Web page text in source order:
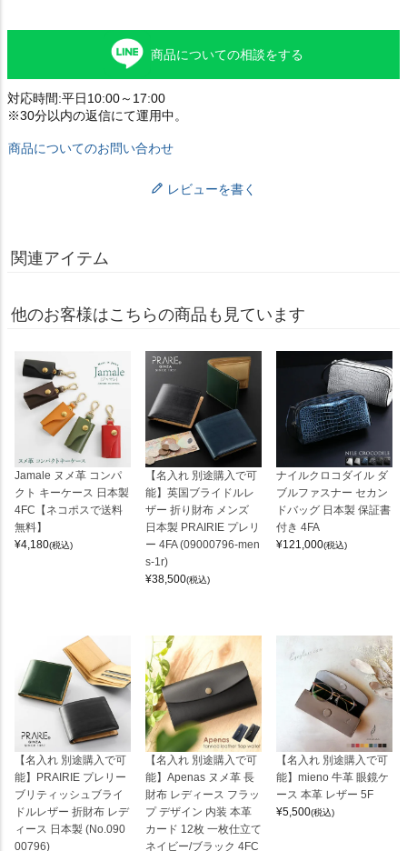
商品についての相談をする
対応時間:平日10:00～17:00
※30分以内の返信にて運用中。
商品についてのお問い合わせ
レビューを書く
関連アイテム
他のお客様はこちらの商品も見ています
Jamale ヌメ革 コンパ
クト キーケース 日本製
4FC【ネコポスで送料
無料】
¥4,180(税込)
【名入れ 別途購入で可
能】英国ブライドルレ
ザー 折り財布 メンズ
日本製 PRAIRIE プレリ
ー 4FA (09000796-men
s-1r)
¥38,500(税込)
ナイルクロコダイル ダ
ブルファスナー セカン
ドバッグ 日本製 保証書
付き 4FA
¥121,000(税込)
【名入れ 別途購入で可
能】PRAIRIE プレリー
ブリティッシュブライ
ドルレザー 折財布 レデ
ィース 日本製 (No.090
00796)
【名入れ 別途購入で可
能】Apenas ヌメ革 長
財布 レディース フラッ
プ デザイン 内装 本革
カード 12枚 一枚仕立て
ネイビー/ブラック 4FC
【名入れ 別途購入で可
能】mieno 牛革 眼鏡ケ
ース 本革 レザー 5F
¥5,500(税込)